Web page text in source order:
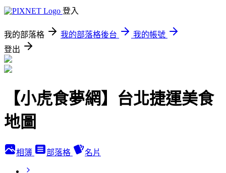
登入
我的部落格 我的部落格後台
我的帳號
登出
【小虎食夢網】台北捷運美食
地圖
相簿 部落格 名片